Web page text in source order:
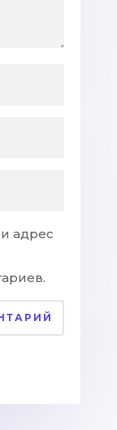
адрес